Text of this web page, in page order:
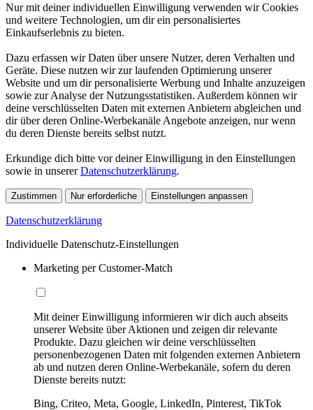
Nur mit deiner individuellen Einwilligung verwenden wir Cookies
und weitere Technologien, um dir ein personalisiertes
Einkaufserlebnis zu bieten.
Dazu erfassen wir Daten über unsere Nutzer, deren Verhalten und
Geräte. Diese nutzen wir zur laufenden Optimierung unserer
Website und um dir personalisierte Werbung und Inhalte anzuzeigen
sowie zur Analyse der Nutzungsstatistiken. Außerdem können wir
deine verschlüsselten Daten mit externen Anbietern abgleichen und
dir über deren Online-Werbekanäle Angebote anzeigen, nur wenn
du deren Dienste bereits selbst nutzt.
Erkundige dich bitte vor deiner Einwilligung in den Einstellungen
sowie in unsererDatenschutzerklärung.
Zustimmen Nur erforderliche Einstellungen anpassen
Datenschutzerklärung
Individuelle Datenschutz-Einstellungen
Marketing per Customer-Match
Mit deiner Einwilligung informieren wir dich auch abseits
unserer Website über Aktionen und zeigen dir relevante
Produkte. Dazu gleichen wir deine verschlüsselten
personenbezogenen Daten mit folgenden externen Anbietern
ab und nutzen deren Online-Werbekanäle, sofern du deren
Dienste bereits nutzt:
Bing, Criteo, Meta, Google, LinkedIn, Pinterest, TikTok